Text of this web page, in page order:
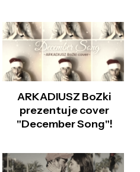
ARKADIUSZ BoZki
prezentuje cover
"December Song"!